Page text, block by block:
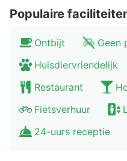
Populaire
Ontbijt
Geen
Huisdiervriendelijk
Restaurant
Fietsverhuur
24-uurs receptie